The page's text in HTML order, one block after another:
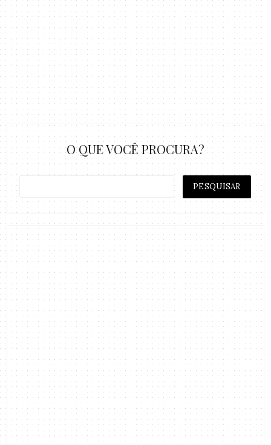
O QUE VOCÊ PROCURA?